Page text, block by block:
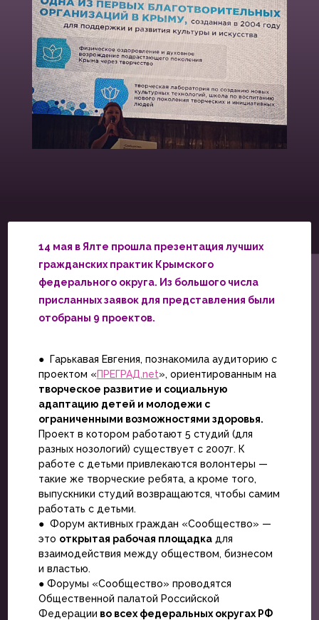
14 мая в Ялте прошла презентация лучших
гражданских практик Крымского
федерального округа. Из большого числа
присланных заявок для представления были
отобраны 9 проектов.
● Гарькавая Евгения, познакомила аудиторию с
проектом «ПРЕГРАД.net», ориентированным на
творческое развитие и социальную
адаптацию детей и молодежи с
ограниченными возможностями здоровья.
Проект в котором работают 5 студий (для
разных нозологий) существует с 2007г. К
работе с детьми привлекаются волонтеры —
такие же творческие ребята, а кроме того,
выпускники студий возвращаются, чтобы самим
работать с детьми.
● Форум активных граждан «Сообщество» —
это открытая рабочая площадкадля
взаимодействия между обществом, бизнесом
и властью.
● Форумы «Сообщество» проводятся
Общественной палатой Российской
Федерации во всех федеральных округах РФ